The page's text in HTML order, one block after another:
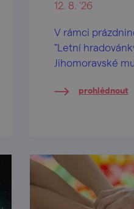
12. 8. '26
V rámci
"Letní
Jihomoravské
tvůrčí dílničky
prohlédnout